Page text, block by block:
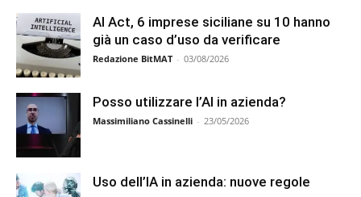
AI Act, 6 imprese siciliane su 10 hanno
già un caso d’uso da verificare
Redazione BitMAT - 03/08/2026
Posso utilizzare l’AI in azienda?
Massimiliano Cassinelli - 23/05/2026
Uso dell’IA in azienda: nuove regole